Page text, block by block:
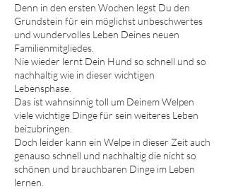
Denn in den ersten Wochen legst Du den
Grundstein für ein möglichst unbeschwertes
und wundervolles Leben Deines neuen
Familienmitgliedes.
Nie wieder lernt Dein Hund so schnell und so
nachhaltig wie in dieser wichtigen
Lebensphase.
Das ist wahnsinnig toll um Deinem Welpen
viele wichtige Dinge für sein weiteres Leben
beizubringen.
Doch leider kann ein Welpe in dieser Zeit auch
genauso schnell und nachhaltig die nicht so
schönen und brauchbaren Dinge im Leben
lernen.